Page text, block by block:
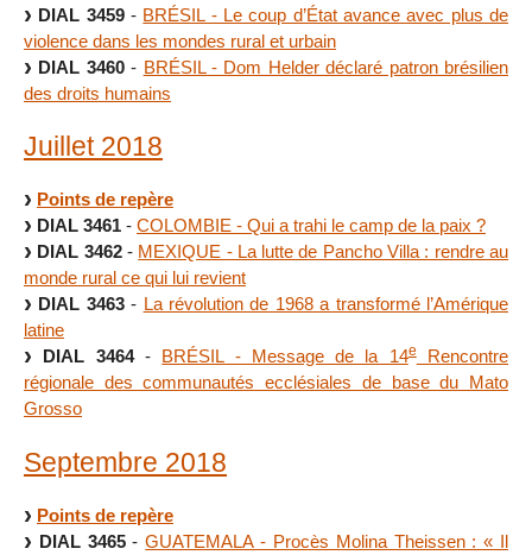
DIAL 3459- BRÉSIL - Le coup d’État avance avec plus de
violence dans les mondes rural et urbain
DIAL 3460- BRÉSIL - Dom Helder déclaré patron brésilien
des droits humains
Juillet 2018
Points de repère
DIAL 3461 - COLOMBIE - Qui a trahi le camp de la paix ?
DIAL 3462- MEXIQUE - La lutte de Pancho Villa : rendre au
monde rural ce qui lui revient
DIAL 3463- La révolution de 1968 a transformé l’Amérique
latine
DIAL 3464- BRÉSIL - Message de la 14eRencontre
régionale des communautés ecclésiales de base du Mato
Grosso
Septembre 2018
Points de repère
DIAL 3465-GUATEMALA - Procès Molina Theissen : « Il